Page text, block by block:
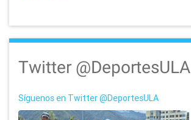
Twitter @DeportesULA
Síguenos en Twitter @DeportesULA